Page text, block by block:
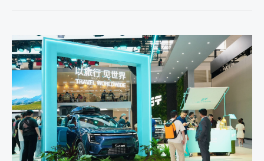
La
estrategia
«Travel+»
acelera
la
expansión
global
de
SOUEAST